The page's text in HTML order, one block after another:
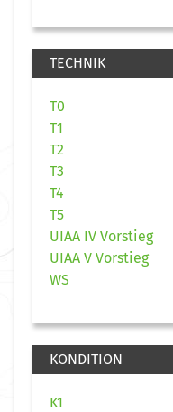
TECHNIK
T0
T1
T2
T3
T4
T5
UIAA IV Vorstieg
UIAA V Vorstieg
WS
KONDITION
K1